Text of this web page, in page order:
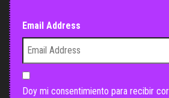
Email Address
Doy mi consentimiento para recibir